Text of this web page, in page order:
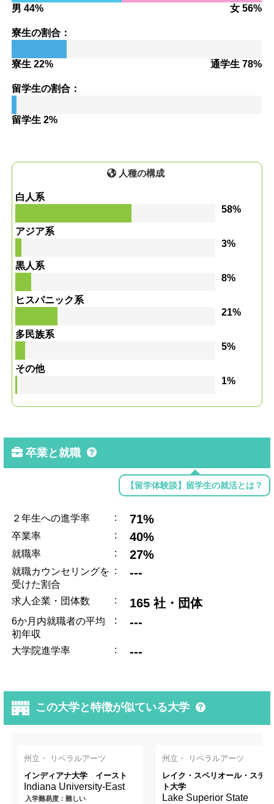
男 44% 女 56%
寮生の割合：
寮生 22% 通学生 78%
留学生の割合：
留学生 2%
人種の構成
白人系
58%
アジア系
3%
黒人系
8%
ヒスパニック系
21%
多民族系
5%
その他
1%
卒業と就職
【留学体験談】留学生の就活とは？
２年生への進学率 : 71%
卒業率 : 40%
就職率 : 27%
就職カウンセリングを
受けた割合
: ---
求人企業・団体数 : 165 社・団体
6か月内就職者の平均
初年収
: ---
大学院進学率 : ---
この大学と特徴が似ている大学
州立・ リベラルアーツ
インディアナ大学 イースト
Indiana University-East
入学難易度：難しい
州立・ リベラルアーツ
レイク・スペリオール・ステー
ト大学
Lake Superior State